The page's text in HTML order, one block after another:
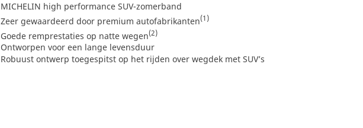
MICHELIN high performance SUV-zomerband
Zeer gewaardeerd door premium autofabrikanten(1)
Goede remprestaties op natte wegen(2)
Ontworpen voor een lange levensduur
Robuust ontwerp toegespitst op het rijden over wegdek met SUV’s